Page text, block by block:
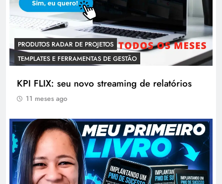
PRODUTOS RADAR DE PROJETOS
TEMPLATES E FERRAMENTAS DE GESTÃO
KPI FLIX: seu novo streaming de relatórios
11 meses ago